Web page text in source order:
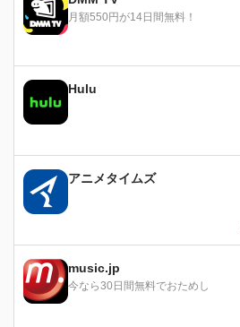
月額550円が14日間無料！
Hulu
アニメタイムズ
music.jp
今なら30日間無料でおためし